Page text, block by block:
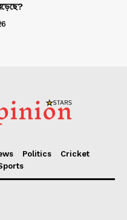
Politics
Cricket